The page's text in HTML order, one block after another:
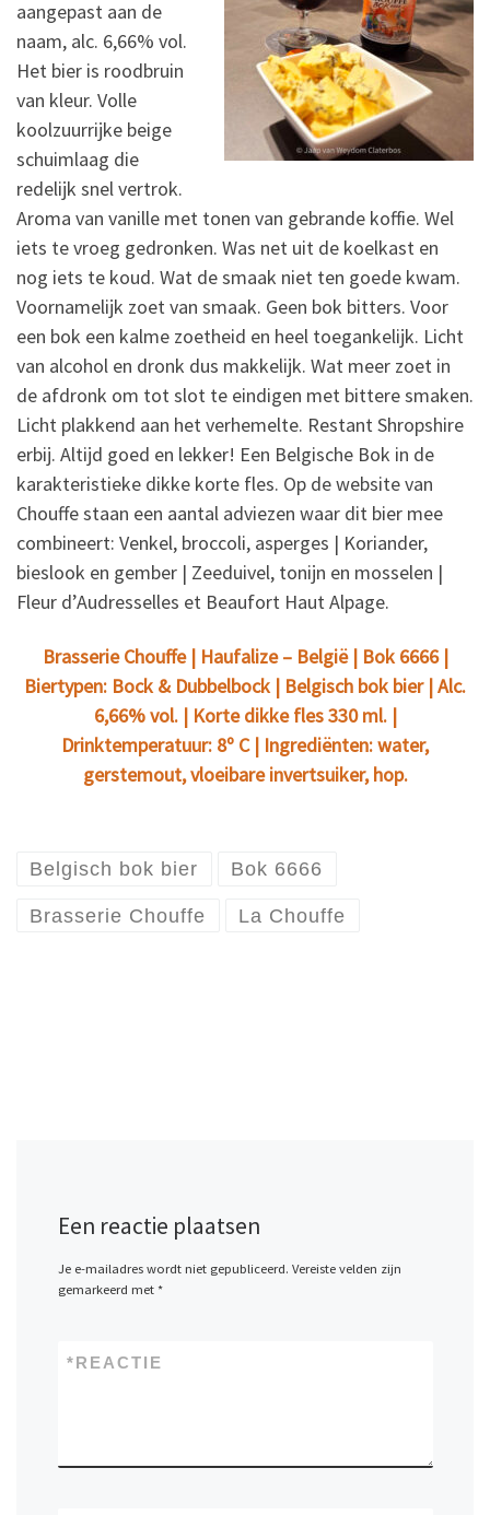
aangepast aan de
naam, alc. 6,66% vol.
Het bier is roodbruin
van kleur. Volle
koolzuurrijke beige
schuimlaag die
redelijk snel vertrok.
Aroma van vanille met tonen van gebrande koffie. Wel
iets te vroeg gedronken. Was net uit de koelkast en
nog iets te koud. Wat de smaak niet ten goede kwam.
Voornamelijk zoet van smaak. Geen bok bitters. Voor
een bok een kalme zoetheid en heel toegankelijk. Licht
van alcohol en dronk dus makkelijk. Wat meer zoet in
de afdronk om tot slot te eindigen met bittere smaken.
Licht plakkend aan het verhemelte. Restant Shropshire
erbij. Altijd goed en lekker! Een Belgische Bok in de
karakteristieke dikke korte fles. Op de website van
Chouffe staan een aantal adviezen waar dit bier mee
combineert: Venkel, broccoli, asperges | Koriander,
bieslook en gember | Zeeduivel, tonijn en mosselen |
Fleur d’Audresselles et Beaufort Haut Alpage.
Brasserie Chouffe | Haufalize – België | Bok 6666 |
Biertypen: Bock & Dubbelbock | Belgisch bok bier | Alc.
6,66% vol. | Korte dikke fles 330 ml. |
Drinktemperatuur: 8º C | Ingrediënten: water,
gerstemout, vloeibare invertsuiker, hop.
Belgisch bok bier Bok 6666
Brasserie Chouffe La Chouffe
Een reactie plaatsen
Je e-mailadres wordt niet gepubliceerd. Vereiste velden zijn
gemarkeerd met *
REACTIE
*